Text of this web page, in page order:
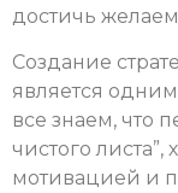
достичь
Создание
является
все знаем, что
чистого
мотивацией и